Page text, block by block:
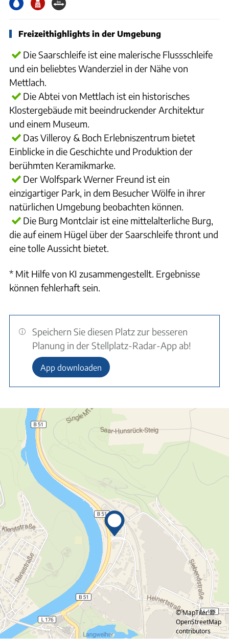
Freizeithighlights in der Umgebung
Die Saarschleife ist eine malerische Flussschleife
und ein beliebtes Wanderziel in der Nähe von
Mettlach.
Die Abtei von Mettlach ist ein historisches
Klostergebäude mit beeindruckender Architektur
und einem Museum.
Das Villeroy & Boch Erlebniszentrum bietet
Einblicke in die Geschichte und Produktion der
berühmten Keramikmarke.
Der Wolfspark Werner Freund ist ein
einzigartiger Park, in dem Besucher Wölfe in ihrer
natürlichen Umgebung beobachten können.
Die Burg Montclair ist eine mittelalterliche Burg,
die auf einem Hügel über der Saarschleife thront und
eine tolle Aussicht bietet.
* Mit Hilfe von KI zusammengestellt. Ergebnisse
können fehlerhaft sein.
Speichern Sie diesen Platz zur besseren
Planung in der Stellplatz-Radar-App ab!
App downloaden
© MapTiler©
OpenStreetMap
contributors